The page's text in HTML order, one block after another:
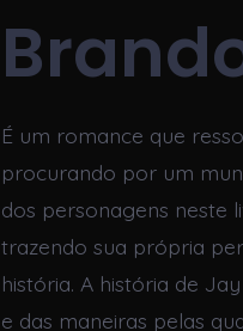
É um romance que
procurando por um
dos personagens neste
trazendo sua própria
história. A história de
e das maneiras pelas